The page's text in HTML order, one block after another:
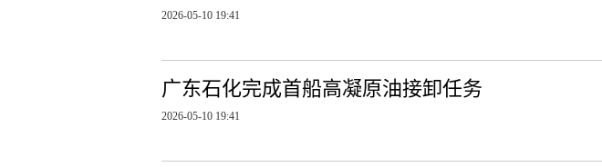
2026-05-10 19:41
广东石化完成首船高凝原油接卸任务
2026-05-10 19:41